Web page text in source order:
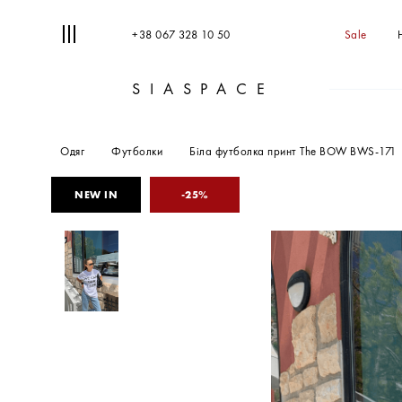
+38 067 328 10 50 Sale
SIASPACE
Одяг Футболки Біла футболка принт The BOW BWS-171
25